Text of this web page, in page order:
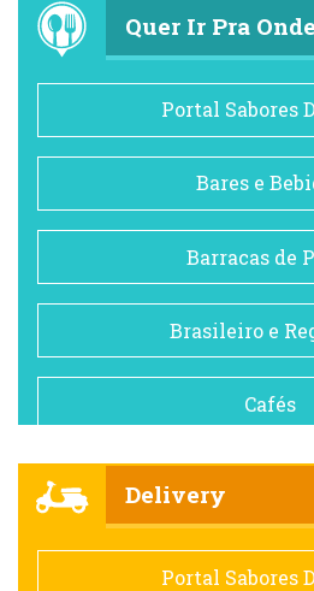
Quer Ir Pra
Portal Sabores
Bares e
Barracas de
Brasileiro e
Cafés
Comida
Delivery
Portal Sabores